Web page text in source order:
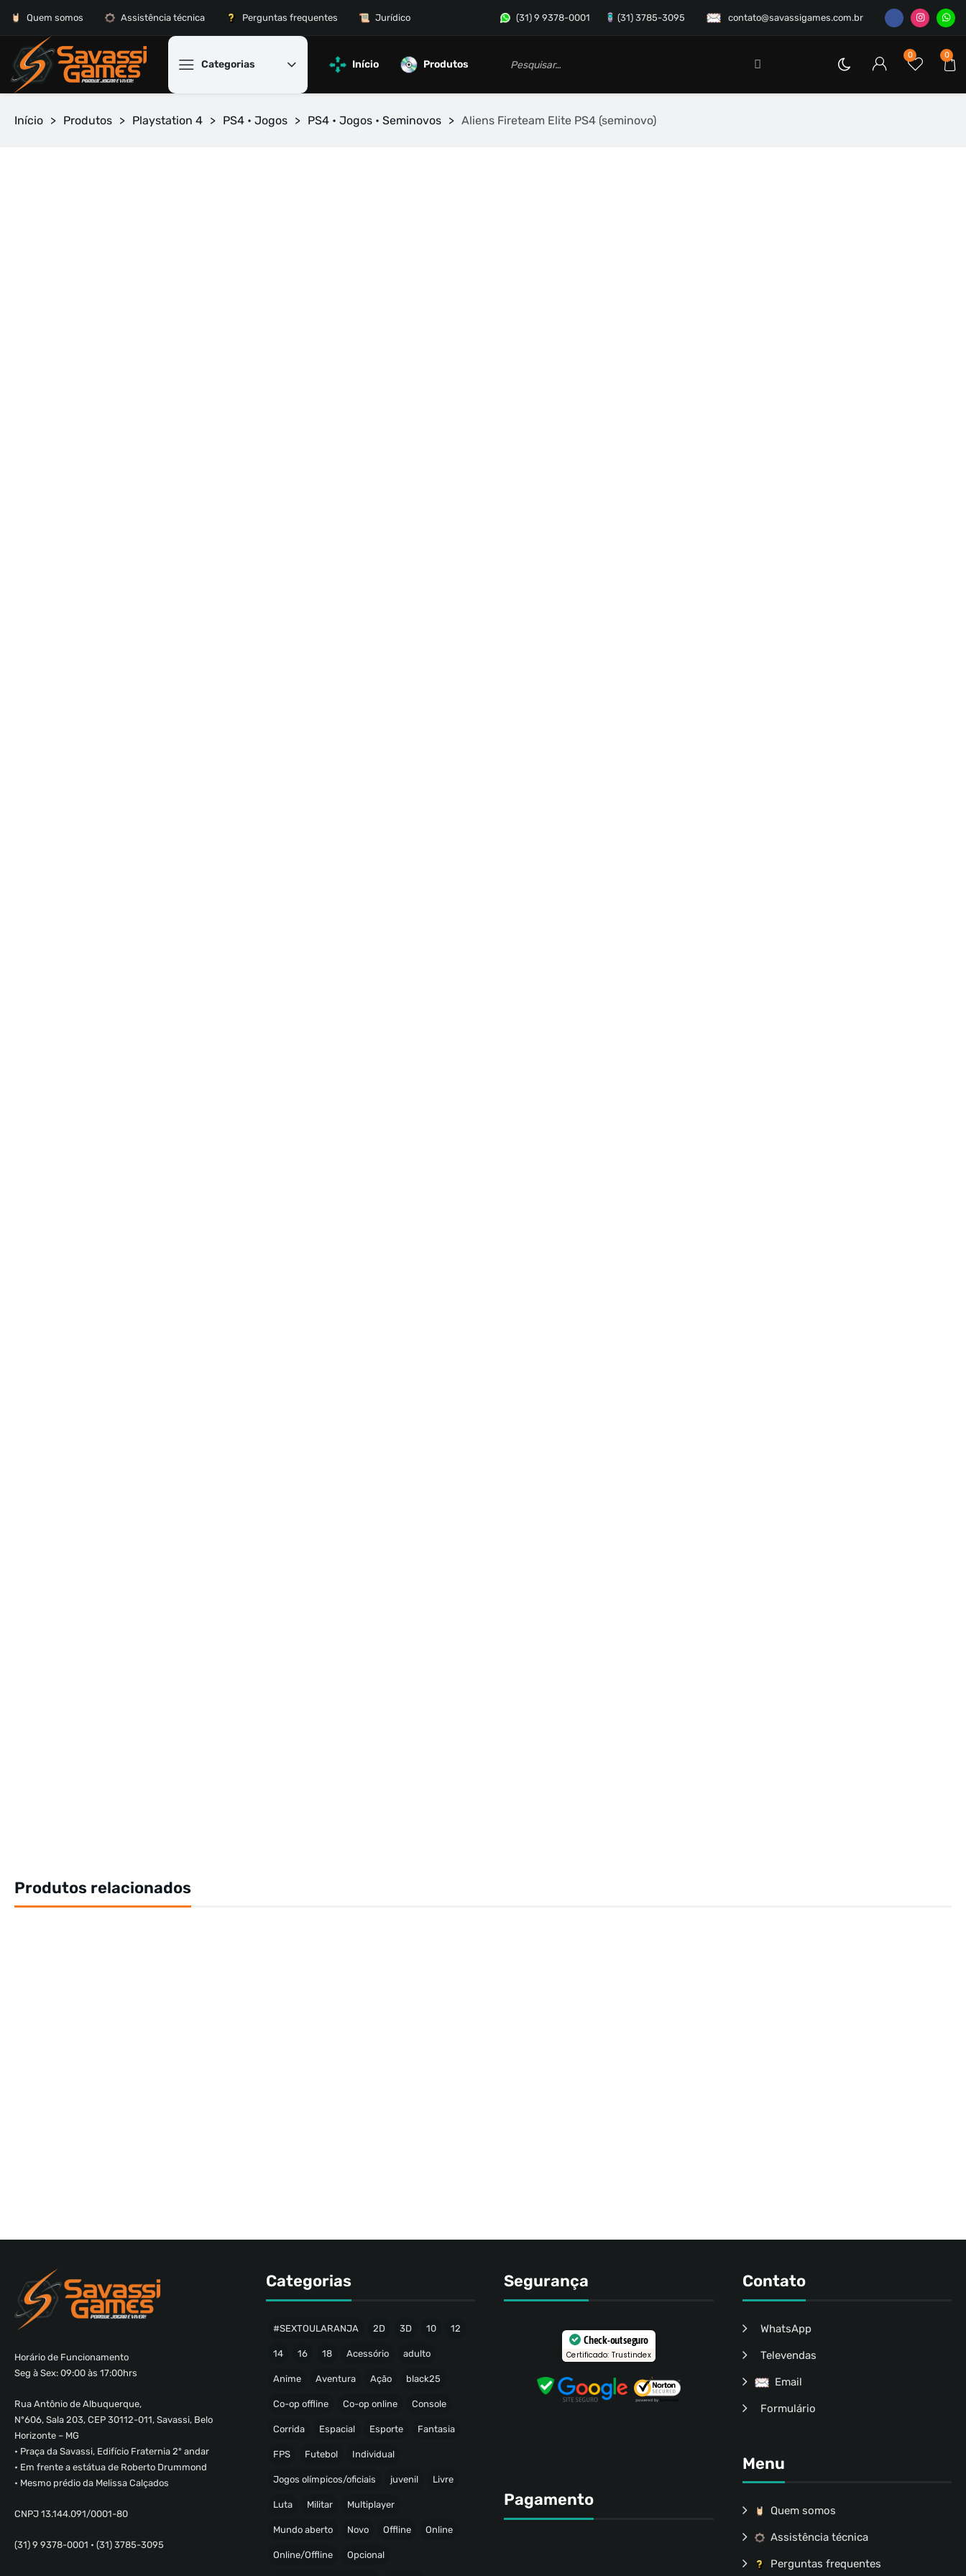
contato@savassigames.com.br
(31) 9 9378-0001 (31) 3785-3095
Quem somos Assistência técnica Perguntas frequentes Jurídico
Categorias
0
0
Início Produtos
Início > Produtos > Playstation 4 > PS4 • Jogos > PS4 • Jogos • Seminovos > Aliens Fireteam Elite PS4 (seminovo)
Produtos relacionados
Horário de Funcionamento
Seg à Sex: 09:00 às 17:00hrs
Rua Antônio de Albuquerque,
Nº606, Sala 203, CEP 30112-011, Savassi, Belo
Horizonte – MG
• Praça da Savassi, Edifício Fraternia 2º andar
• Em frente a estátua de Roberto Drummond
• Mesmo prédio da Melissa Calçados
CNPJ 13.144.091/0001-80
(31) 9 9378-0001 • (31) 3785-3095
Categorias
#SEXTOULARANJA 2D 3D 10 12
14 16 18 Acessório adulto
Anime Aventura Ação black25
Co-op offline Co-op online Console
Corrida Espacial Esporte Fantasia
FPS Futebol Individual
Jogos olímpicos/oficiais juvenil Livre
Luta Militar Multiplayer
Mundo aberto Novo Offline Online
Online/Offline Opcional
Segurança
Check-out seguro
Certificado: Trustindex
Pagamento
Contato
WhatsApp
Televendas
Email
Formulário
Menu
Quem somos
Assistência técnica
Perguntas frequentes